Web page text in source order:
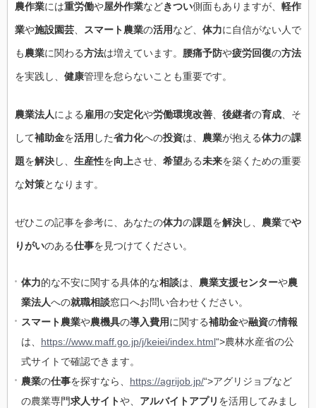
農作業には重労働や屋外作業などきつい側面もありますが、 軽作
業や施設園芸、 スマート農業の活用など、 体力に自信がない人で
も農業に関わる方法は増えています。 腰痛予防や疲労回復の方法
を実践し、 健康管理を怠らないことも重要です。
農業法人による雇用の安定化や労働環境改善、 後継者の育成、そ
して補助金を活用 した省力化への投資は、 農業が抱える体力の課
題を解決し、 生産性を向上させ、 希望ある未来を築くための重要
な対策となります。
ぜひこの記事を参考に、あなたの体力の課題を解決し、 農業でや
りがいのある仕事を見つけてください。
体力的な不安に関する具体的な相談は、 農業支援センターや農
業法人への就職相談窓口へお問い合わせください。
スマート農業や農機具の導入費用に関する補助金や融資の情報
は、 https://www.maff.go.jp/j/keiei/index.html“>農林水産省の公
式サイトで確認できます。
農業の仕事を探すなら、 https://agrijob.jp/“>アグリジョブなど
の農業専門求人サイトや、 アルバイトアプリ を活用してみまし